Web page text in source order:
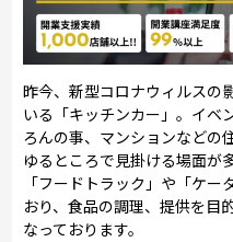
昨今、新型コロナウィルスの
いる「キッチンカー」。イベ
ろんの事、マンションなどの
ゆるところで見掛ける場面が
「フードトラック」や「ケ
おり、食品の調理、提供を目
なっております。